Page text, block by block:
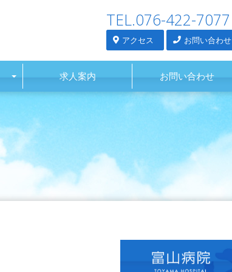
TEL.076-422-7077
アクセス お問い合わせ
求人案内 お問い合わせ